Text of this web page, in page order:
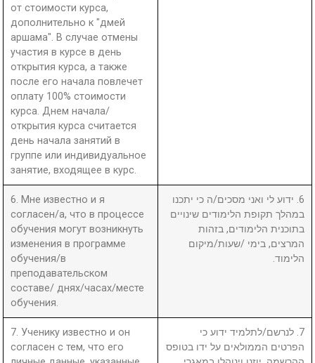
от стоимости курса,
дополнительно к "дмей
аршама". В случае отмены
участия в курсе в день
открытия курса, а также
после его начала повлечет
оплату 100% стоимости
курса. Днем начала/
открытия курса считается
день начала занятий в
группе или индивидуальное
занятие, входящее в курс.
6. Мне известно и я
согласен/а, что в процессе
обучения могут возникнуть
изменения в программе
обучения/в
преподавательском
составе/ днях/часах/месте
обучения.
6. ידוע לי ואני מסכים/ה כי יתכנו
במהלך תקופת הלימודים שינויים
בתוכנית הלימודים, בזהות
המרצים, בימי /שעות/מיקום
הלימוד.
7. Ученику известно и он
согласен с тем, что его
7. לנרשם/לתלמיד ידוע כי
הפרטים הממולאים על ידו בטופס